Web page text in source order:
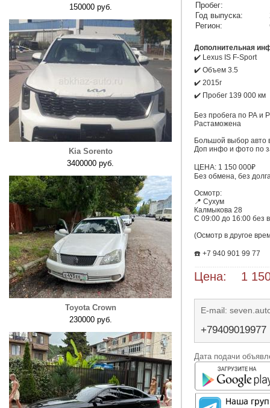
150000 руб.
Kia Sorento
3400000 руб.
Toyota Crown
230000 руб.
Пробег:
Год выпуска:
Регион:
Дополнительная
✔️ Lexus IS F-Sport
✔️ Объем 3.5
✔️ 2015г
✔️ Пробег 139 000 км
Без пробега по РА и
Растаможена
Большой выбор авто
Доп инфо и фото по
ЦЕНА: 1 150 000₽
Без обмена, без
Осмотр:
📍 Сухум
Калмыкова 28
С 09:00 до 16:00 без
(Осмотр в другое
☎️ +7 940 901 99 77
Цена: 1 150
E-mail:
+79409019977
Дата подачи